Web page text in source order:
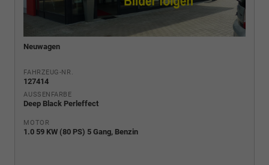
Neuwagen
FAHRZEUG-NR.
127414
AUSSENFARBE
Deep Black Perleffect
MOTOR
1.0 59 KW (80 PS) 5 Gang, Benzin